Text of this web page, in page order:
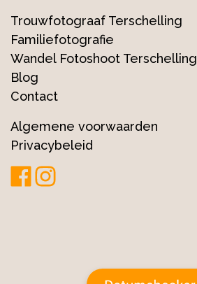
Trouwfotograaf Terschelling
Familiefotografie
Wandel Fotoshoot Terschelling
Blog
Contact
Algemene voorwaarden
Privacybeleid